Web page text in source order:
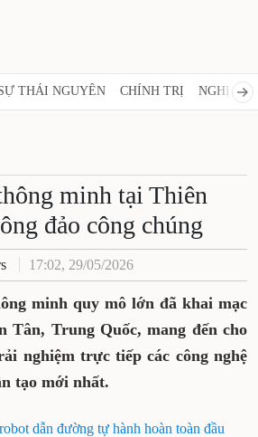
THÁI NGUYÊN CHÍNH TRỊ NGHỊ
minh tại Thiên
đảo công chúng
17:02, 29/05/2026
minh quy mô lớn đã khai mạc
Tân, Trung Quốc, mang đến cho
nghiệm trực tiếp các công nghệ
tạo mới nhất.
dẫn đường tự hành hoàn toàn đầu